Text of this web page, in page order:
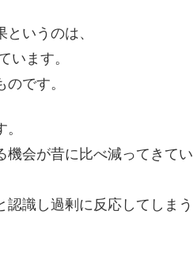
いうのは、
います。
のです。
機会が昔に比べ減ってきてい
識し過剰に反応してしまう